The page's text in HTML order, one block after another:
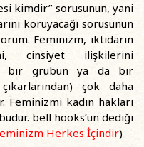
kimdir” sorusunun, yani
koruyacağı sorusunun
Feminizm, iktidarın
cinsiyet ilişkilerini
bir grubun ya da bir
çok daha
Feminizmi kadın hakları
bell hooks’un dediği
Herkes İçindir)